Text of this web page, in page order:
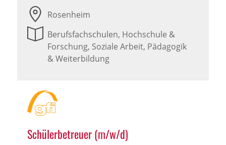
Rosenheim
Berufsfachschulen, Hochschule &
Forschung, Soziale Arbeit, Pädagogik
& Weiterbildung
Schülerbetreuer (m/w/d)